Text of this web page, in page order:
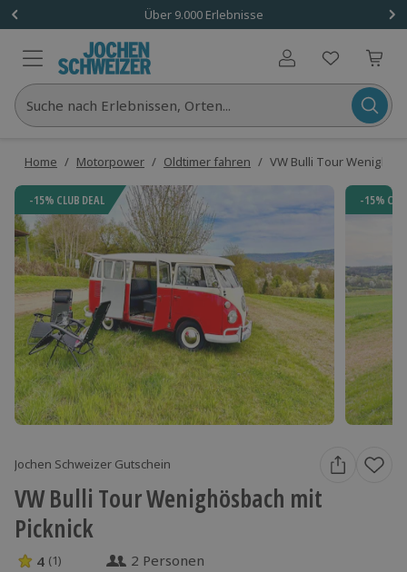
Über 9.000 Erlebnisse
Benutzerkonto
Suche nach Erlebnissen, Orten...
Home / Motorpower / Oldtimer fahren / VW Bulli Tour
-15% CLUB DEAL -15%
Jochen Schweizer Gutschein
VW Bulli Tour Wenighösbach mit
Picknick
4 (1) 2 Personen